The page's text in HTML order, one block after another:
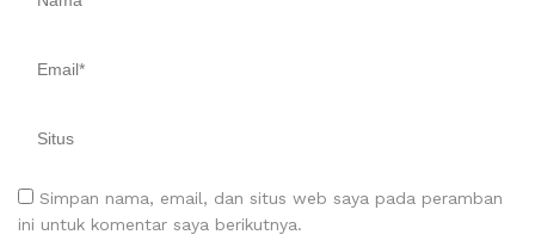
Simpan nama, email, dan situs web saya pada peramban
ini untuk komentar saya berikutnya.